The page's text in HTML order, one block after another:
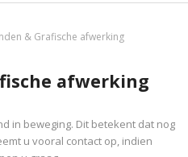
& Grafische afwerking
afwerking
in beweging. Dit betekent dat nog
u vooral contact op, indien